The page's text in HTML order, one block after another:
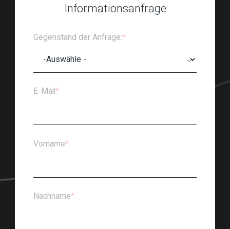
Informationsanfrage
Gegenstand der Anfrage:*
E-Mail*
Vorname*
Nachname*